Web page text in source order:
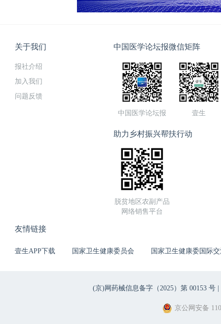
关于我们
报社介绍
加入我们
问题反馈
中国医学论坛报微信矩阵
中国医学论坛报 壹生
助力乡村振兴帮扶行动
脱贫地区农副产品
网络销售平台
友情链接
壹生APP下载 国家卫生健康委员会 国家卫生健康委国际
(京)网药械信息备字（2025）第 00153 号 |
京公网安备